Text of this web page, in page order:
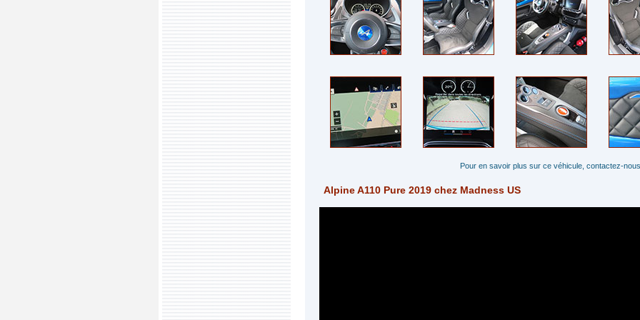
Pour en savoir plus sur ce véhicule, contactez-
Alpine A110 Pure 2019 chez Madness US